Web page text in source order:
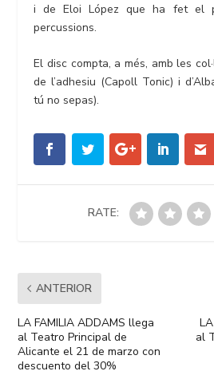
i de Eloi López que ha fet el
percussions.
El disc compta, a més, amb les
de l’adhesiu (Capoll Tonic) i
tú no sepas).
RATE:
ANTERIOR
LA FAMILIA ADDAMS llega
al Teatro Principal de
Alicante el 21 de marzo con
descuento del 30%
al